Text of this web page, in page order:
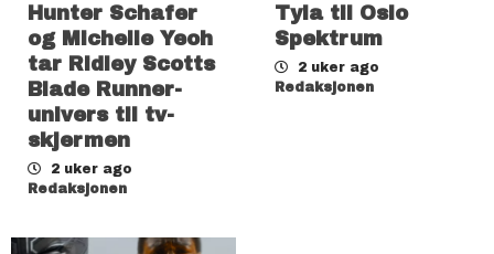
Hunter Schafer
og Michelle Yeoh
tar Ridley Scotts
Blade Runner-
univers til tv-
skjermen
2 uker ago
Redaksjonen
Tyla til Oslo
Spektrum
2 uker ago
Redaksjonen